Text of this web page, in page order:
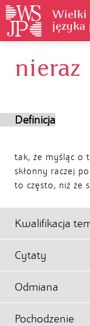
nieraz
Definicja
tak, że myśląc o
skłonny raczej
to często, niż że
Kwalifikacja
Cytaty
Odmiana
Pochodzenie